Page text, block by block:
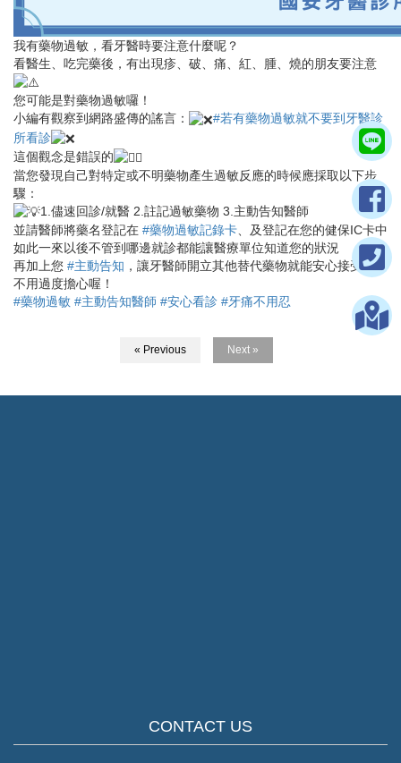
我有藥物過敏，看牙醫時要注意什麼呢？
看醫生、吃完藥後，有出現疹、破、痛、紅、腫、燒的朋友要注意
您可能是對藥物過敏囉！
小編有觀察到網路盛傳的謠言：
#若有藥物過敏就不要到牙醫診
所看診
這個觀念是錯誤的
當您發現自己對特定或不明藥物產生過敏反應的時候應採取以下步
驟：
1.儘速回診/就醫 2.註記過敏藥物 3.主動告知醫師
並請醫師將藥名登記在 #藥物過敏記錄卡、及登記在您的健保IC卡中
如此一來以後不管到哪邊就診都能讓醫療單位知道您的狀況
再加上您 #主動告知 ，讓牙醫師開立其他替代藥物就能安心接受治療
不用過度擔心喔！
#藥物過敏 #主動告知醫師 #安心看診 #牙痛不用忍
« Previous Next »
CONTACT US